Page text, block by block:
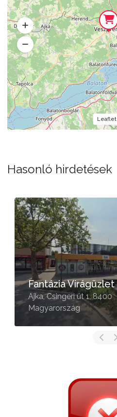
Leaflet
Hasonló hirdetések
Fantázia Virágüzlet
Ajka, Csingeri út 1, 8400
Magyarország